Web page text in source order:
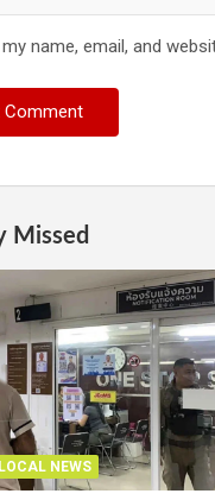
my name, email, and
Missed
LOCAL NEWS